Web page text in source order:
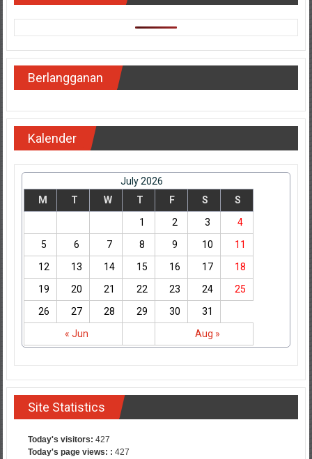
Berlangganan
Kalender
July 2026
M
T W T F S S
« Jun Aug »
1 2 3
4
5
6 7 8 9 10
11
12
13 14 15 16 17
18
19
20 21 22 23 24
25
26
27 28 29 30 31
Site Statistics
Today's visitors: 427
Today's page views: : 427